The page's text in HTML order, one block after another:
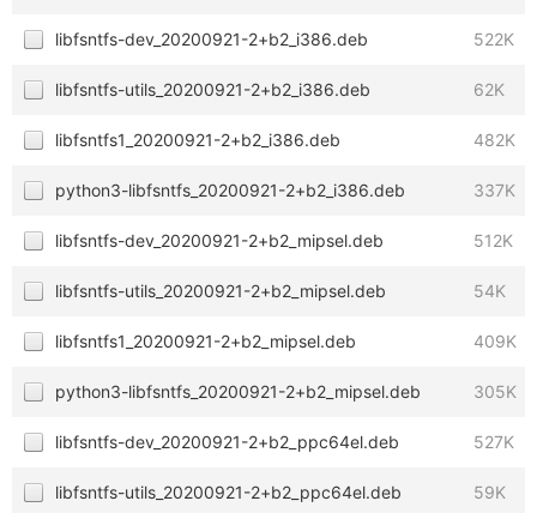
libfsntfs-dev_20200921-2+b2_i386.deb 522K
libfsntfs-utils_20200921-2+b2_i386.deb 62K
libfsntfs1_20200921-2+b2_i386.deb 482K
python3-libfsntfs_20200921-2+b2_i386.deb 337K
libfsntfs-dev_20200921-2+b2_mipsel.deb 512K
libfsntfs-utils_20200921-2+b2_mipsel.deb 54K
libfsntfs1_20200921-2+b2_mipsel.deb 409K
python3-libfsntfs_20200921-2+b2_mipsel.deb 305K
libfsntfs-dev_20200921-2+b2_ppc64el.deb 527K
libfsntfs-utils_20200921-2+b2_ppc64el.deb 59K